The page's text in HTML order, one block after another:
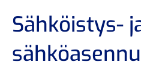
Sähköistys-